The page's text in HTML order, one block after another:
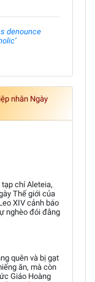
denounce
nhân Ngày
chí Aleteia,
Thế giới của
XIV cảnh báo
nghèo đói đằng
quên và bị gạt
ăn, mà còn
Giáo Hoàng